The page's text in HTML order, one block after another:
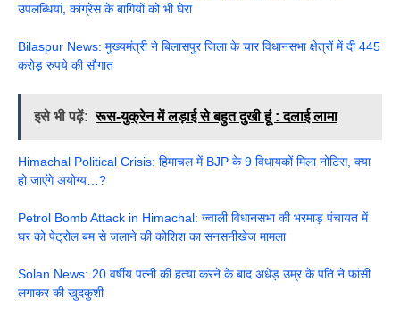
उपलब्धियां, कांग्रेस के बागियों को भी घेरा
Bilaspur News: मुख्यमंत्री ने बिलासपुर जिला के चार विधानसभा क्षेत्रों में दी 445
करोड़ रुपये की सौगात
इसे भी पढ़ें: रूस-युक्रेन में लड़ाई से बहुत दुखी हूं : दलाई लामा
Himachal Political Crisis: हिमाचल में BJP के 9 विधायकों मिला नोटिस, क्या
हो जाएंगे अयोग्य…?
Petrol Bomb Attack in Himachal: ज्वाली विधानसभा की भरमाड़ पंचायत में
घर को पेट्रोल बम से जलाने की कोशिश का सनसनीखेज मामला
Solan News: 20 वर्षीय पत्नी की हत्या करने के बाद अधेड़ उम्र के पति ने फांसी
लगाकर की खुदकुशी